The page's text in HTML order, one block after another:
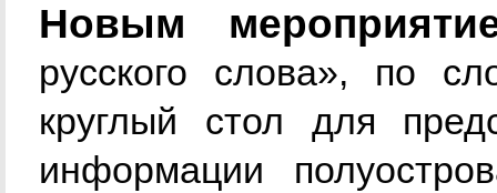
Новым
русского слова», по
круглый стол для
информации